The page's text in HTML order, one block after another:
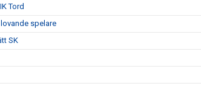
Tord
lovande spelare
SK